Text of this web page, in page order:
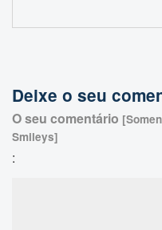
Deixe o seu
O seu comentário
Smileys]
: